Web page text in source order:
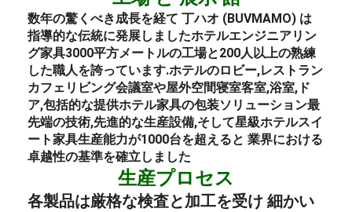
数年の驚くべき成長を経て 丁ハオ (BUVMAMO) は
指導的な伝統に発展しましたホテルエンジニアリン
グ家具3000平方メートルの工場と200人以上の熟練
した職人を誇っています.ホテルのロビー,レストラン
カフェ リビング会議室や屋外空間寝室客室,浴室,ド
ア,包括的な提供ホテル家具の包装ソリューション最
先端の技術,先進的な生産設備,そして星級ホテルスイ
ート家具生産能力が1000台を超えると 業界における
卓越性の基準を確立しました
生産プロセス
各製品は厳格な検査と加工を受け 細かい